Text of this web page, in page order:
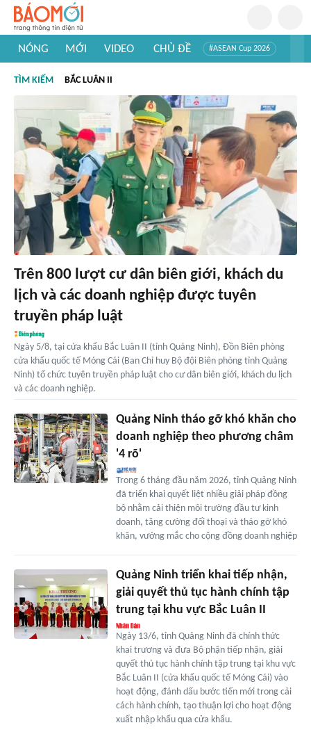
NÓNG MỚI VIDEO CHỦ ĐỀ #ASEAN Cup 2026
#Khám phá thế giới
TÌM KIẾM BẮC LUÂN II
Trên 800 lượt cư dân biên giới, khách du
lịch và các doanh nghiệp được tuyên
truyền pháp luật
Ngày 5/8, tại cửa khẩu Bắc Luân II (tỉnh Quảng Ninh), Đồn Biên phòng
cửa khẩu quốc tế Móng Cái (Ban Chỉ huy Bộ đội Biên phòng tỉnh Quảng
Ninh) tổ chức tuyên truyền pháp luật cho cư dân biên giới, khách du lịch
và các doanh nghiệp.
Quảng Ninh tháo gỡ khó khăn cho
doanh nghiệp theo phương châm
'4 rõ'
Trong 6 tháng đầu năm 2026, tỉnh Quảng Ninh
đã triển khai quyết liệt nhiều giải pháp đồng
bộ nhằm cải thiện môi trường đầu tư kinh
doanh, tăng cường đối thoại và tháo gỡ khó
khăn, vướng mắc cho cộng đồng doanh nghiệp
Quảng Ninh triển khai tiếp nhận,
giải quyết thủ tục hành chính tập
trung tại khu vực Bắc Luân II
Ngày 13/6, tỉnh Quảng Ninh đã chính thức
khai trương và đưa Bộ phận tiếp nhận, giải
quyết thủ tục hành chính tập trung tại khu vực
Bắc Luân II (cửa khẩu quốc tế Móng Cái) vào
hoạt động, đánh dấu bước tiến mới trong cải
cách hành chính, tạo thuận lợi cho hoạt động
xuất nhập khẩu qua cửa khẩu.